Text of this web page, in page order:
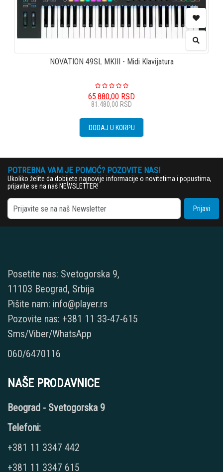
NOVATION 49SL MKIII - Midi Klavijatura
65.880,00 RSD
81.480,00RSD
DODAJ U KORPU
POTREBNA VAM JE POMOĆ? POZOVITE NAS!
Ukoliko želite da dobijete najnovije informacije o novitetima i popustima,
prijavite se na naš NEWSLETTER!
Prijavi
Posetite nas: Svetogorska 9,
11103 Beograd, Srbija
Pišite nam: info@player.rs
Pozovite nas: +381 11 33-47-615
Sms/Viber/WhatsApp
060/6470116
NAŠE PRODAVNICE
Beograd - Svetogorska 9
Telefoni:
+381 11 3347 442
+381 11 3347 615